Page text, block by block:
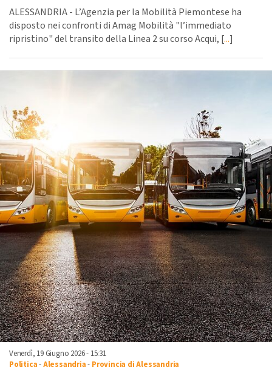
ALESSANDRIA - L’Agenzia per la Mobilità Piemontese ha
disposto nei confronti di Amag Mobilità "l’immediato
ripristino" del transito della Linea 2 su corso Acqui, [...]
Venerdì, 19 Giugno 2026 - 15:31
Politica-Alessandria- Provincia di Alessandria